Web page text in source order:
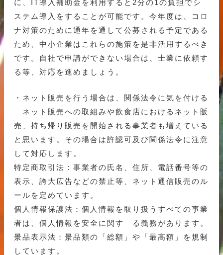
に、IT導入補助金を利用すると2分の1の負担でシ
ステム導入をすることが可能です。今年度は、コロ
ナ対策のために通年を通して公募される予定である
ため、中小企業はこれらの施策を是非活用するべき
です。自社で申請ができない場合は、士業に依頼す
る等、対応を進めましょう。
・ネット販売を行う場合は、関係法令に気を付ける
ネット販売への取組みや飲食店におけるネット販
売、持ち帰り販売を開始される事業者も増えている
と思います。その場合は許認可及び関係法令に注意
して対応します。
特定商取引法：事業者の氏名、住所、電話番号等の
表示、誇大広告などの禁止等、ネット通信販売のル
ールを定めています。
個人情報保護法：個人情報を取り扱うすべての事業
者は、個人情報を安全に関す る義務があります。
景品表示法：景品類の「総額」や「最高額」を規制
しています。